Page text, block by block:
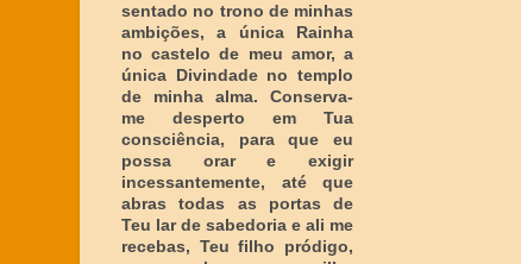
sentado no trono de minhas
ambições, a única Rainha
no castelo de meu amor, a
única Divindade no templo
de minha alma. Conserva-
me desperto em Tua
consciência, para que eu
possa orar e exigir
incessantemente, até que
abras todas as portas de
Teu lar de sabedoria e ali me
recebas, Teu filho pródigo,